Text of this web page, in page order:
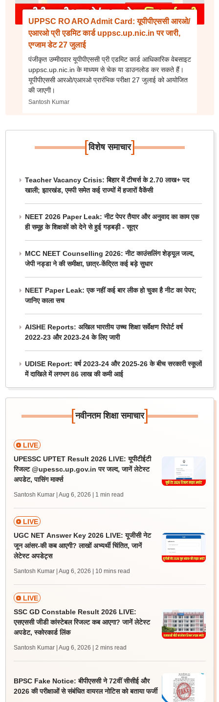
UPPSC RO ARO Admit Card: यूपीपीएससी आरओ/
एआरओ प्री एडमिट कार्ड uppsc.up.nic.in पर जारी,
एग्जाम डेट 27 जुलाई
पंजीकृत उम्मीदवार यूपीपीएससी प्री एडमिट कार्ड आधिकारिक वेबसाइट
uppsc.up.nic.in के माध्यम से चेक या डाउनलोड कर सकते हैं।
यूपीपीएससी आरओ/एआरओ प्रारंभिक परीक्षा 27 जुलाई को आयोजित
की जाएगी।
Santosh Kumar
[विशेष समाचार]
Teacher Vacancy Crisis: बिहार में टीचर्स के 2.70 लाख+ पद
खाली; झारखंड, एमपी समेत कई राज्यों में हजारों वैकेंसी
NEET 2026 Paper Leak: नीट पेपर तैयार और अनुवाद का काम एक
ही समूह के शिक्षकों को देने से हुई गड़बड़ी - सूत्र
MCC NEET Counselling 2026: नीट काउंसलिंग शेड्यूल जल्द,
जेपी नड्डा ने की समीक्षा, छात्र-केंद्रित कई बड़े सुधार
NEET Paper Leak: एक नहीं कई बार लीक हो चुका है नीट का पेपर;
जानिए काला सच
AISHE Reports: अखिल भारतीय उच्च शिक्षा सर्वेक्षण रिपोर्ट वर्ष
2022-23 और 2023-24 के लिए जारी
UDISE Report: वर्ष 2023-24 और 2025-26 के बीच सरकारी स्कूलों
में दाखिले में लगभग 86 लाख की कमी आई
[नवीनतम शिक्षा समाचार]
LIVE
UPESSC UPTET Result 2026 LIVE: यूपीटीईटी
रिजल्ट @upessc.up.gov.in पर जल्द, जानें लेटेस्ट
अपडेट, पासिंग मार्क्स
Santosh Kumar | Aug 6, 2026 | 1 min read
LIVE
UGC NET Answer Key 2026 LIVE: यूजीसी नेट
जून आंसर-की कब आएगी? लाखों अभ्यर्थी चिंतित, जानें
लेटेस्ट अपडेट्स
Santosh Kumar | Aug 6, 2026 | 10 mins read
LIVE
SSC GD Constable Result 2026 LIVE:
एसएससी जीडी कांस्टेबल रिजल्ट कब आएगा? जानें लेटेस्ट
अपडेट, स्कोरकार्ड लिंक
Santosh Kumar | Aug 6, 2026 | 2 mins read
BPSC Fake Notice: बीपीएससी ने 72वीं सीसीई और
2026 की परीक्षाओं से संबंधित वायरल नोटिस को बताया फर्जी